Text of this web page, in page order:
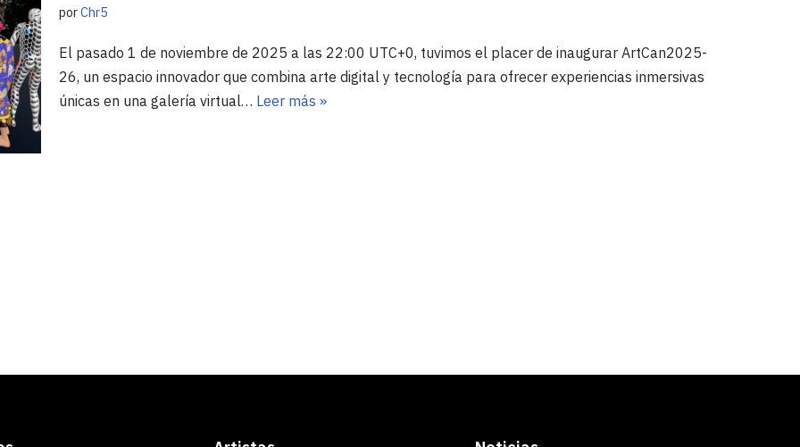
porChr5
El pasado 1 de noviembre de 2025 a las 22:00 UTC+0, tuvimos el placer de inaugurar ArtCan2025-
26, un espacio innovador que combina arte digital y tecnología para ofrecer experiencias inmersivas
únicas en una galería virtual… Leer más »